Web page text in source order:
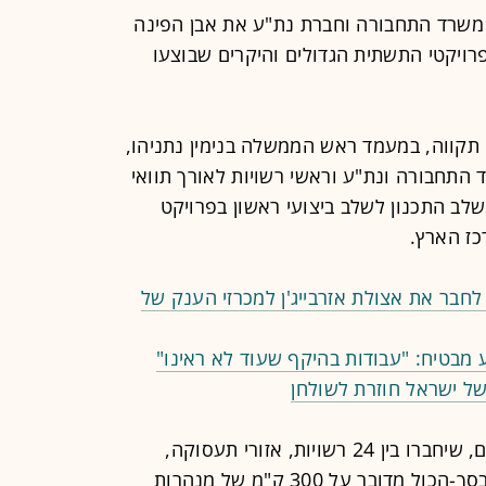
התחבורה וחברת נת"ע את אבן הפינה
התשתית הגדולים והיקרים שבוצעו
במעמד ראש הממשלה בנימין נתניהו,
ונת"ע וראשי רשויות לאורך תוואי
התכנון לשלב ביצועי ראשון בפרויקט
הארץ.
את אצולת אזרבייג'ן למכרזי הענק של
מבטיח: "עבודות בהיקף שעוד לא ראינו"
ישראל חוזרת לשולחן
לפי התכנון, רשת המטרו תכלול 3 קווים, שיחברו בין 24 רשויות, אזורי תעסוקה,
מוסדות חינוך ורפואה ומוקדי מגורים. בסך-הכול מדובר על 300 ק"מ של מנהרות